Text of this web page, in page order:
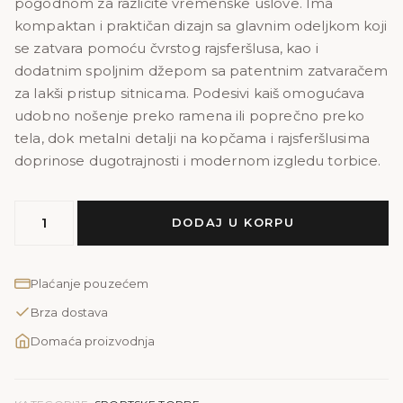
kompaktan i praktičan dizajn sa glavnim odeljkom koji
se zatvara pomoću čvrstog rajsferšlusa, kao i
dodatnim spoljnim džepom sa patentnim zatvaračem
za lakši pristup sitnicama. Podesivi kaiš omogućava
udobno nošenje preko ramena ili poprečno preko
tela, dok metalni detalji na kopčama i rajsferšlusima
doprinose dugotrajnosti i modernom izgledu torbice.
torba
količina
DODAJ U KORPU
Plaćanje pouzećem
Brza dostava
Domaća proizvodnja